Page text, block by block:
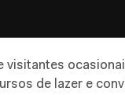
visitantes
de lazer e